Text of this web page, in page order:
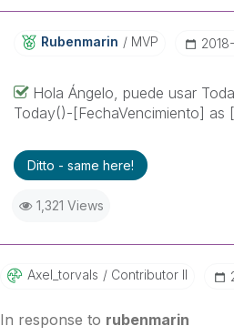
Rubenmarin MVP
Hola Ángelo, puede usar
Today()-[FechaVencimiento] as
Ditto - same here!
1,321 Views
Axel_torvals Contributor II
In response to rubenmarin